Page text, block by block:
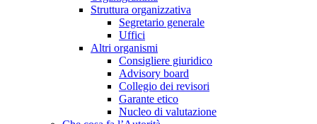
Struttura organizzativa
Segretario generale
Uffici
Altri organismi
Consigliere giuridico
Advisory board
Collegio dei revisori
Garante etico
Nucleo di valutazione